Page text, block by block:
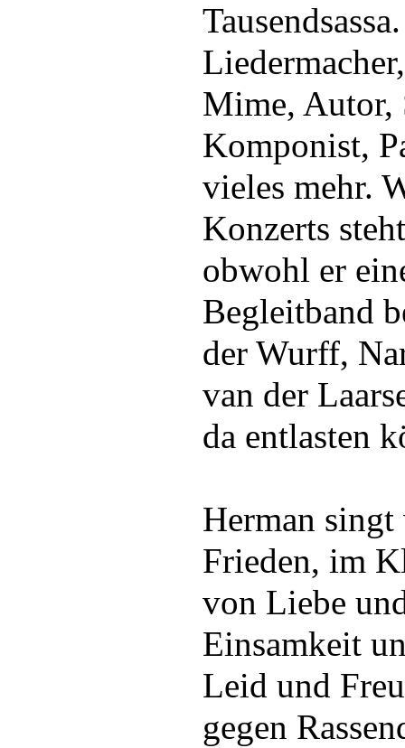
Mime, Autor,
Komponist,
vieles mehr.
Konzerts
obwohl er
Begleitband
der Wurff,
van der
da entlasten
Herman
Frieden, im
von Liebe
Einsamkeit
Leid und
gegen